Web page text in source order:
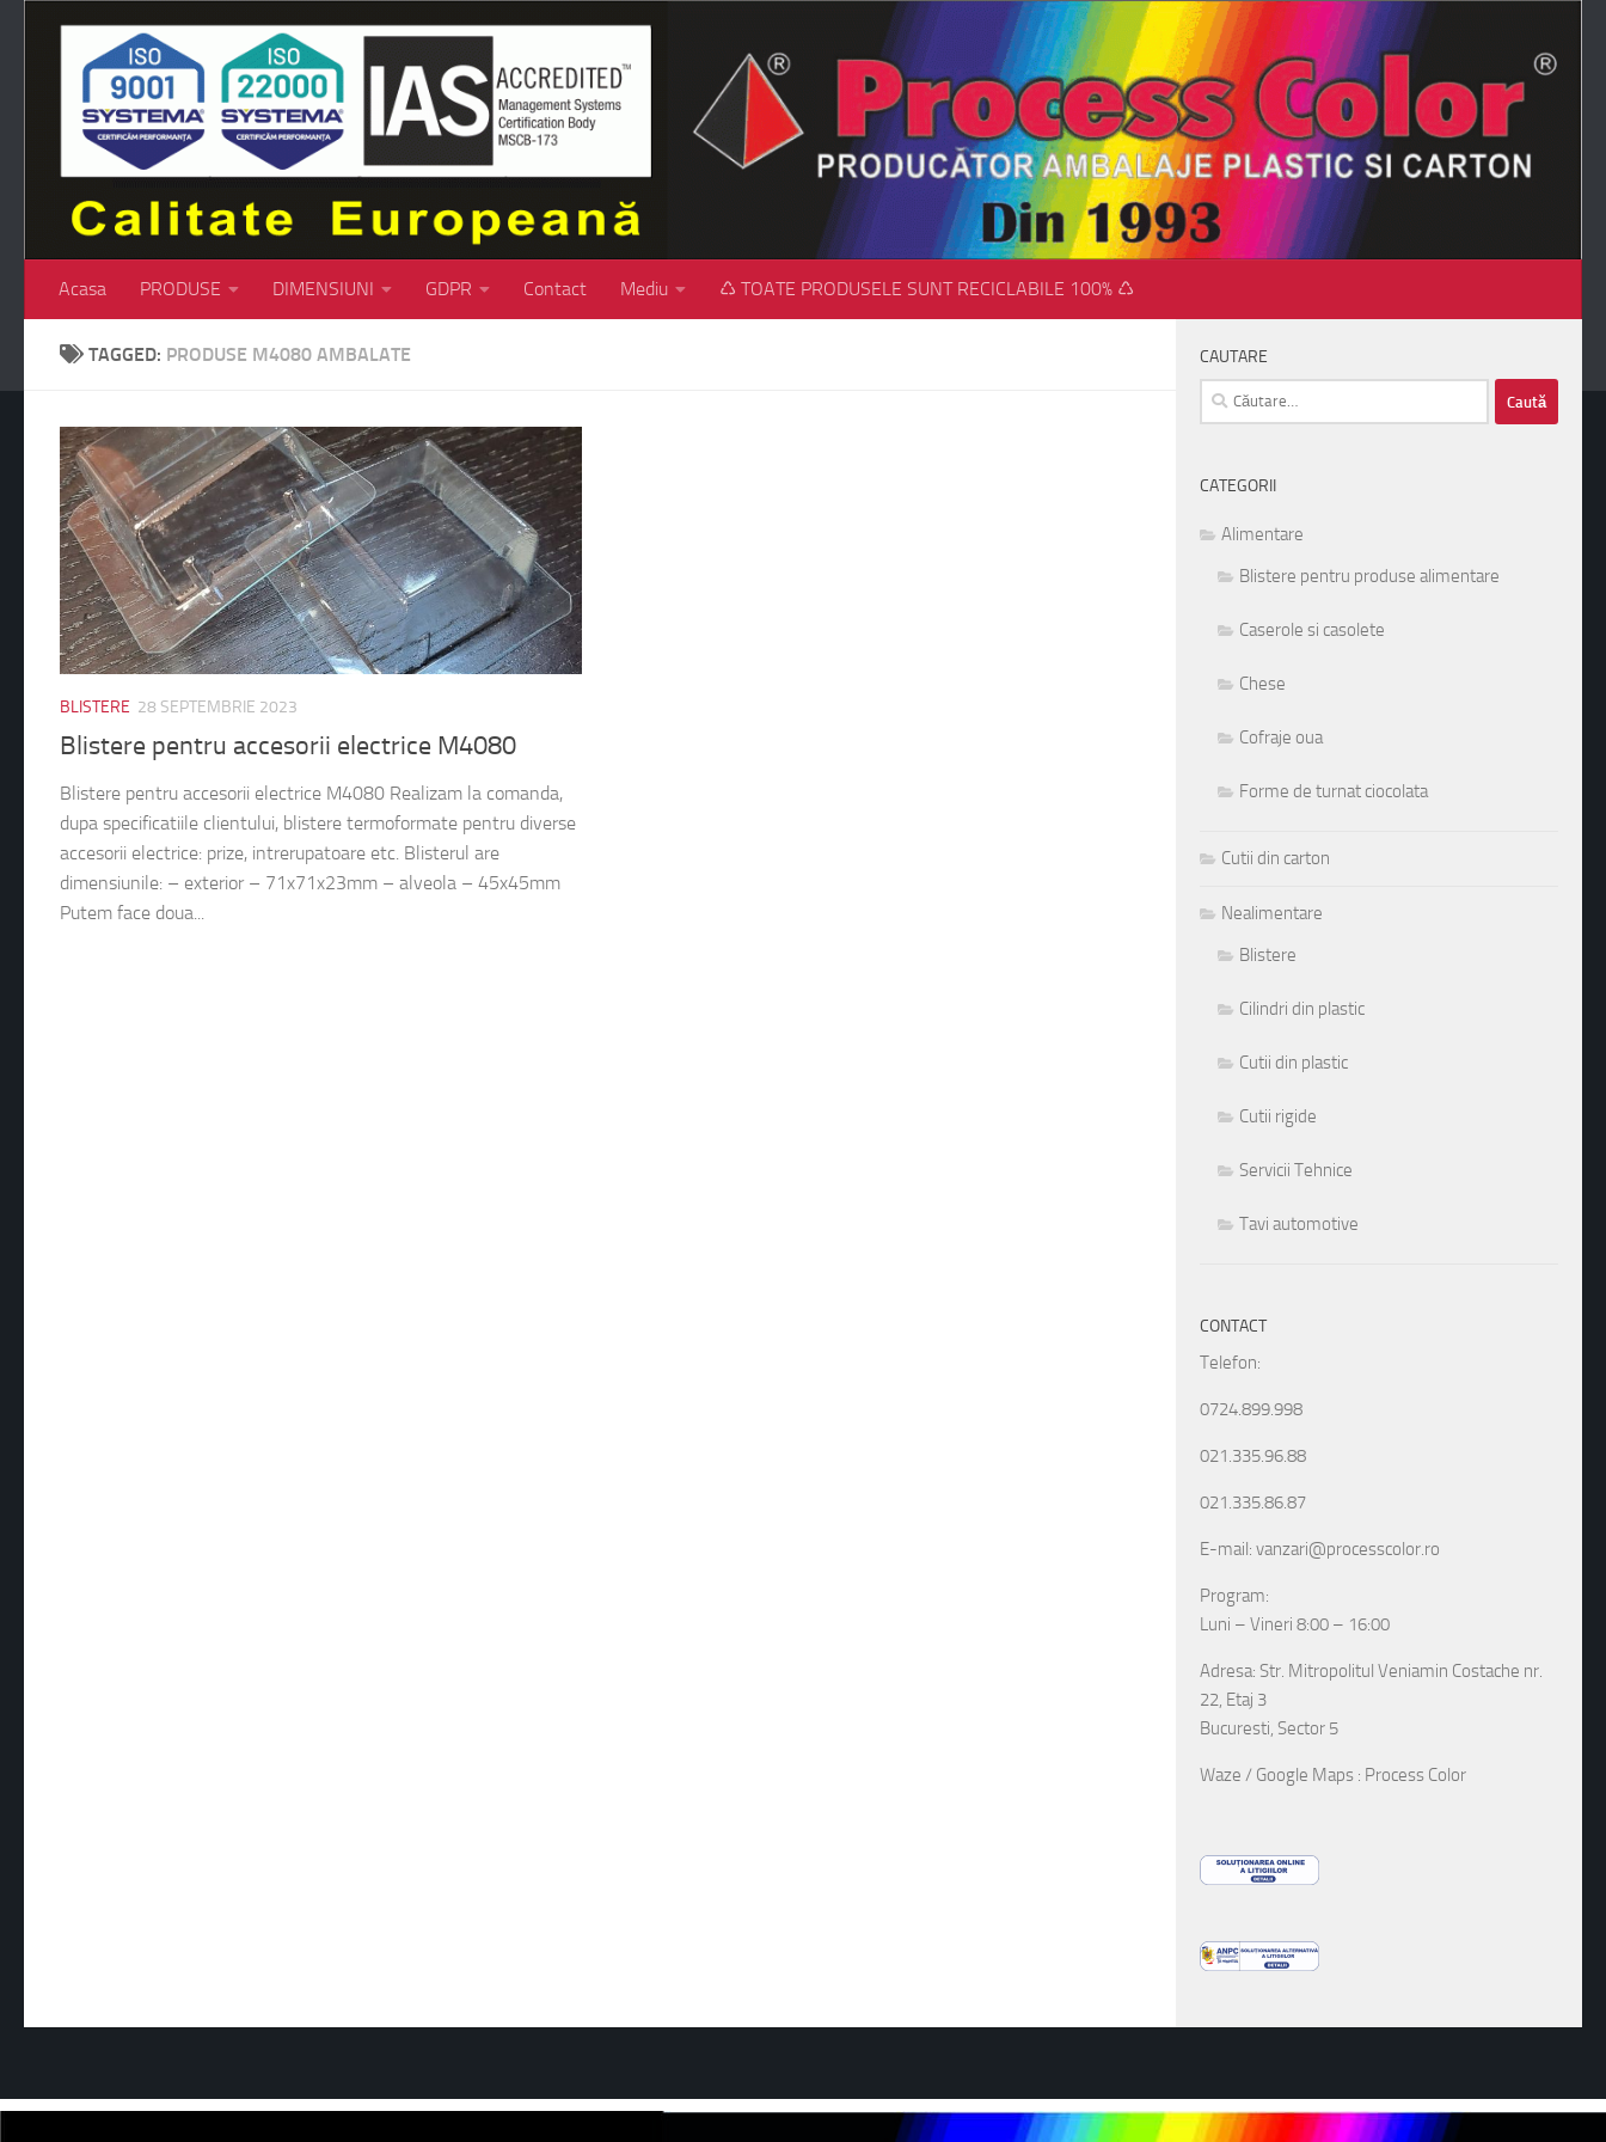
Skip to content
Acasa PRODUSE DIMENSIUNI GDPR Contact Mediu ♺ TOATE PRODUSELE SUNT RECICLABILE 100% ♺
TAGGED: PRODUSE M4080 AMBALATE
BLISTERE 28 SEPTEMBRIE 2023
Blistere pentru accesorii electrice M4080
Blistere pentru accesorii electrice M4080 Realizam la comanda,
dupa specificatiile clientului, blistere termoformate pentru diverse
accesorii electrice: prize, intrerupatoare etc. Blisterul are
dimensiunile: – exterior – 71x71x23mm – alveola – 45x45mm
Putem face doua...
CAUTARE
Caută
după:
CATEGORII
Alimentare
Blistere pentru produse alimentare
Caserole si casolete
Chese
Cofraje oua
Forme de turnat ciocolata
Cutii din carton
Nealimentare
Blistere
Cilindri din plastic
Cutii din plastic
Cutii rigide
Servicii Tehnice
Tavi automotive
CONTACT
Telefon:
0724.899.998
021.335.96.88
021.335.86.87
E-mail: vanzari@processcolor.ro
Program:
Luni – Vineri 8:00 – 16:00
Adresa: Str. Mitropolitul Veniamin Costache nr.
22, Etaj 3
Bucuresti, Sector 5
Waze / Google Maps : Process Color